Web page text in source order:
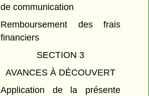
de communication
Remboursement des frais
financiers
SECTION 3
AVANCES À DÉCOUVERT
Application de la présente